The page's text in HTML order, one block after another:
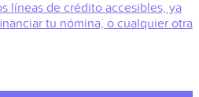
líneas de crédito accesibles, ya
tu nómina, o cualquier otra